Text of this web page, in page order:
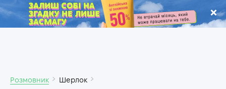
.
Розмовник
Шерлок